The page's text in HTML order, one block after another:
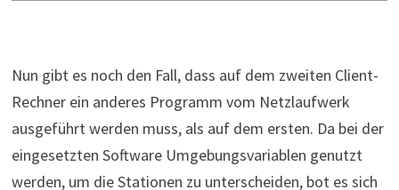
Nun gibt es noch den Fall, dass auf dem zweiten Client-
Rechner ein anderes Programm vom Netzlaufwerk
ausgeführt werden muss, als auf dem ersten. Da bei der
eingesetzten Software Umgebungsvariablen genutzt
werden, um die Stationen zu unterscheiden, bot es sich